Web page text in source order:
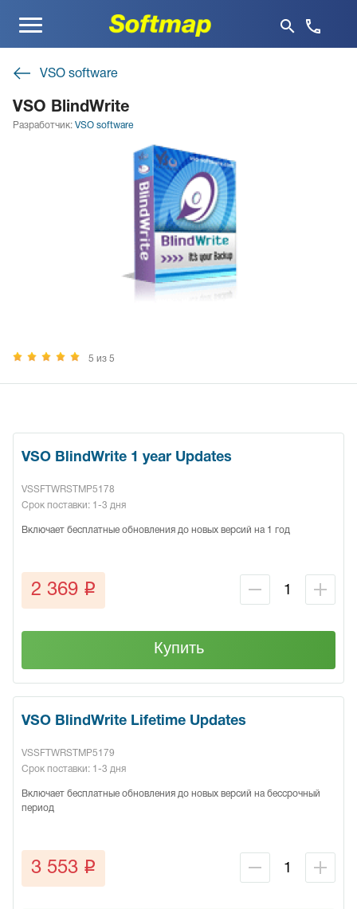
Меню
VSO software
VSO BlindWrite
Разработчик: VSO software
5 из 5
VSO BlindWrite 1 year Updates
VSSFTWRSTMP5178
Срок поставки: 1-3 дня
Включает бесплатные обновления до новых версий на 1 год
2 369 q
Купить
VSO BlindWrite Lifetime Updates
VSSFTWRSTMP5179
Срок поставки: 1-3 дня
Включает бесплатные обновления до новых версий на бессрочный
период
3 553 q